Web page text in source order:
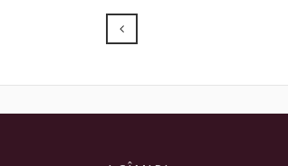
Prev